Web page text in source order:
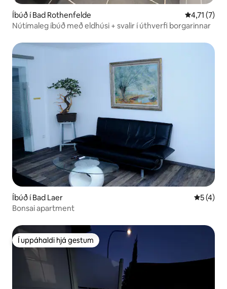
Íbúð í Bad Rothenfelde 4,71 af 5 í
4,71 (7)
Nútímaleg íbúð með eldhúsi + svalir í úthverfi borgarinnar
Íbúð í Bad Laer 5 af 5 í
5 (4)
Bonsai apartment
Í uppáhaldi hjá gestum
Í uppáhaldi hjá gestum